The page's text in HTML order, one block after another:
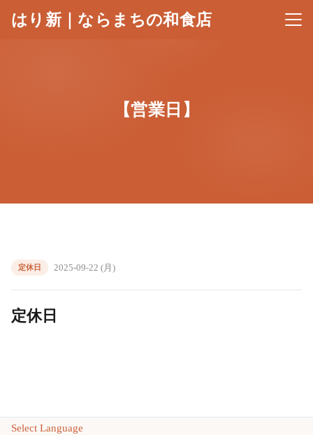
はり新｜ならまちの和食店 メニ
【営業日】
定休日 2025-09-22 (月)
定休日
Select Language